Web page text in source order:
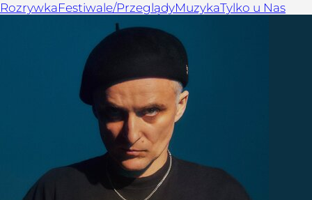
RozrywkaFestiwale/PrzeglądyMuzykaTylko u Nas